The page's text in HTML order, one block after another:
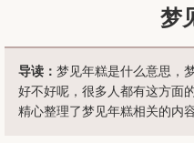
梦
导读： 梦见年糕是什么意思，
好不好呢，很多人都有这方面
精心整理了梦见年糕相关的内